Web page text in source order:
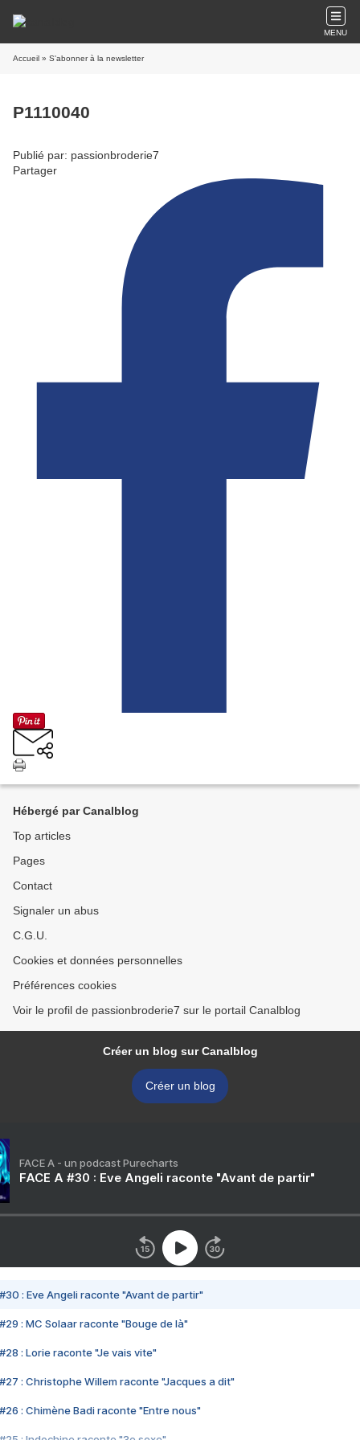
MENU
Accueil » S'abonner à la newsletter
P1110040
Publié par: passionbroderie7
Partager
Hébergé par Canalblog
Top articles
Pages
Contact
Signaler un abus
C.G.U.
Cookies et données personnelles
Préférences cookies
Voir le profil de passionbroderie7 sur le portail Canalblog
Créer un blog sur Canalblog
Créer un blog
FACE A - un podcast Purecharts
FACE A #30 : Eve Angeli raconte "Avant de partir"
#30 : Eve Angeli raconte "Avant de partir"
#29 : MC Solaar raconte "Bouge de là"
#28 : Lorie raconte "Je vais vite"
#27 : Christophe Willem raconte "Jacques a dit"
#26 : Chimène Badi raconte "Entre nous"